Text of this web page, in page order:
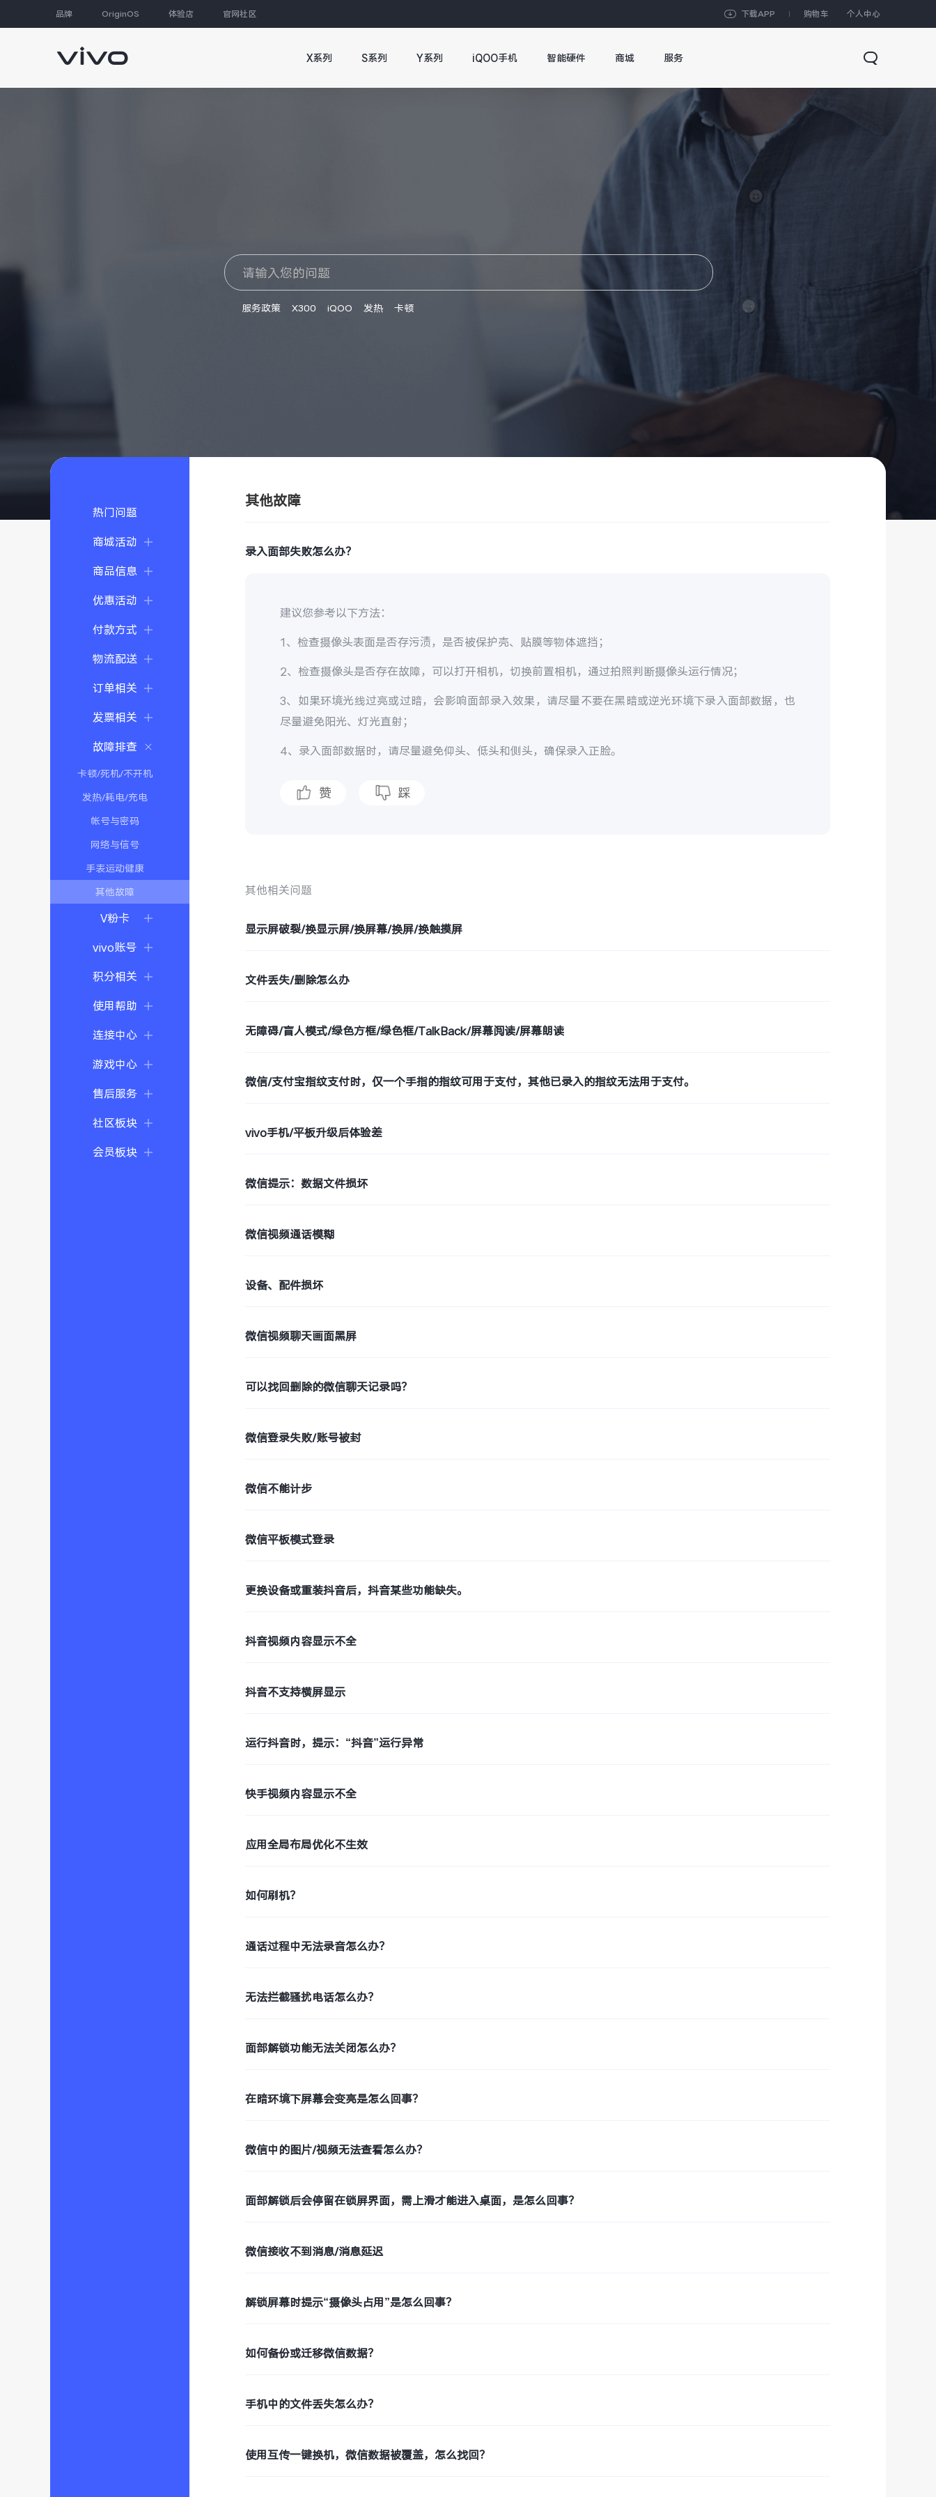
品牌 OriginOS 体验店 官网社区 下载APP 购物车 个人中心
X系列 S系列 Y系列 iQOO手机 智能硬件 商城 服务
服务政策 X300 iQOO 发热 卡顿
热门问题
商城活动
商品信息
优惠活动
付款方式
物流配送
订单相关
发票相关
故障排查
卡顿/死机/不开机
发热/耗电/充电
帐号与密码
网络与信号
手表运动健康
其他故障
V粉卡
vivo账号
积分相关
使用帮助
连接中心
游戏中心
售后服务
社区板块
会员板块
其他故障
录入面部失败怎么办？
建议您参考以下方法：
1、检查摄像头表面是否存污渍，是否被保护壳、贴膜等物体遮挡；
2、检查摄像头是否存在故障，可以打开相机，切换前置相机，通过拍照判断摄像头运行情况；
3、如果环境光线过亮或过暗，会影响面部录入效果，请尽量不要在黑暗或逆光环境下录入面部数据，也
尽量避免阳光、灯光直射；
4、录入面部数据时，请尽量避免仰头、低头和侧头，确保录入正脸。
赞 踩
其他相关问题
显示屏破裂/换显示屏/换屏幕/换屏/换触摸屏
文件丢失/删除怎么办
无障碍/盲人模式/绿色方框/绿色框/TalkBack/屏幕阅读/屏幕朗读
微信/支付宝指纹支付时，仅一个手指的指纹可用于支付，其他已录入的指纹无法用于支付。
vivo手机/平板升级后体验差
微信提示：数据文件损坏
微信视频通话模糊
设备、配件损坏
微信视频聊天画面黑屏
可以找回删除的微信聊天记录吗？
微信登录失败/账号被封
微信不能计步
微信平板模式登录
更换设备或重装抖音后，抖音某些功能缺失。
抖音视频内容显示不全
抖音不支持横屏显示
运行抖音时，提示：“抖音”运行异常
快手视频内容显示不全
应用全局布局优化不生效
如何刷机？
通话过程中无法录音怎么办？
无法拦截骚扰电话怎么办？
面部解锁功能无法关闭怎么办？
在暗环境下屏幕会变亮是怎么回事？
微信中的图片/视频无法查看怎么办？
面部解锁后会停留在锁屏界面，需上滑才能进入桌面，是怎么回事？
微信接收不到消息/消息延迟
解锁屏幕时提示“摄像头占用”是怎么回事？
如何备份或迁移微信数据？
手机中的文件丢失怎么办？
使用互传一键换机，微信数据被覆盖，怎么找回？